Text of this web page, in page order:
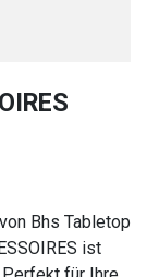
Bhs Tabletop
ist